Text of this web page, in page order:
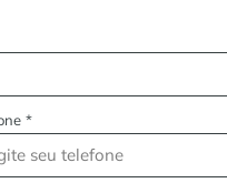
*